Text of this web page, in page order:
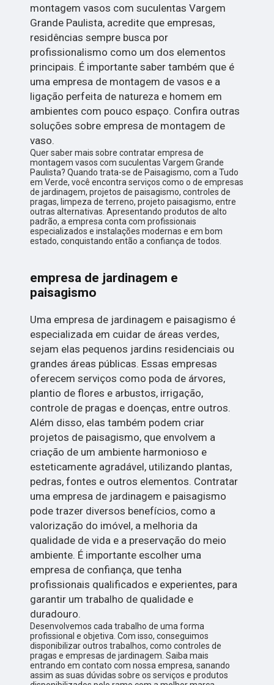
montagem vasos com suculentas Vargem
Grande Paulista, acredite que empresas,
residências sempre busca por
profissionalismo como um dos elementos
principais. É importante saber também que é
uma empresa de montagem de vasos e a
ligação perfeita de natureza e homem em
ambientes com pouco espaço. Confira outras
soluções sobre empresa de montagem de
vaso.
Quer saber mais sobre contratar empresa de
montagem vasos com suculentas Vargem Grande
Paulista? Quando trata-se de Paisagismo, com a Tudo
em Verde, você encontra serviços como o de empresas
de jardinagem, projetos de paisagismo, controles de
pragas, limpeza de terreno, projeto paisagismo, entre
outras alternativas. Apresentando produtos de alto
padrão, a empresa conta com profissionais
especializados e instalações modernas e em bom
estado, conquistando então a confiança de todos.
empresa de jardinagem e
paisagismo
Uma empresa de jardinagem e paisagismo é
especializada em cuidar de áreas verdes,
sejam elas pequenos jardins residenciais ou
grandes áreas públicas. Essas empresas
oferecem serviços como poda de árvores,
plantio de flores e arbustos, irrigação,
controle de pragas e doenças, entre outros.
Além disso, elas também podem criar
projetos de paisagismo, que envolvem a
criação de um ambiente harmonioso e
esteticamente agradável, utilizando plantas,
pedras, fontes e outros elementos. Contratar
uma empresa de jardinagem e paisagismo
pode trazer diversos benefícios, como a
valorização do imóvel, a melhoria da
qualidade de vida e a preservação do meio
ambiente. É importante escolher uma
empresa de confiança, que tenha
profissionais qualificados e experientes, para
garantir um trabalho de qualidade e
duradouro.
Desenvolvemos cada trabalho de uma forma
profissional e objetiva. Com isso, conseguimos
disponibilizar outros trabalhos, como controles de
pragas e empresas de jardinagem. Saiba mais
entrando em contato com nossa empresa, sanando
assim as suas dúvidas sobre os serviços e produtos